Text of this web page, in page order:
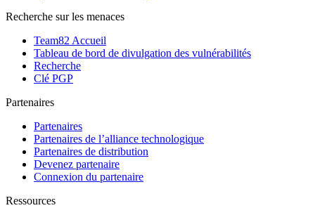
Recherche sur les menaces
Team82 Accueil
Tableau de bord de divulgation des vulnérabilités
Recherche
Clé PGP
Partenaires
Partenaires
Partenaires de l’alliance technologique
Partenaires de distribution
Devenez partenaire
Connexion du partenaire
Ressources